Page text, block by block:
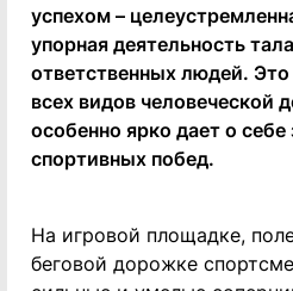
успехом –
упорная деятельность
ответственных людей. Это
всех видов человеческой
особенно ярко дает о себе
спортивных побед.
На игровой площадке,
беговой дорожке